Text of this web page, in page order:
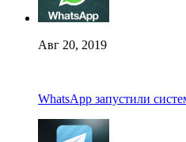
Авг 20, 2019
WhatsApp запустили